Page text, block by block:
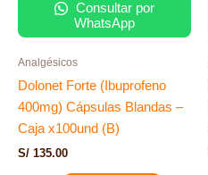
Consultar por
WhatsApp
Analgésicos
Dolonet Forte (Ibuprofeno
400mg) Cápsulas Blandas –
Caja x100und (B)
S/ 135.00